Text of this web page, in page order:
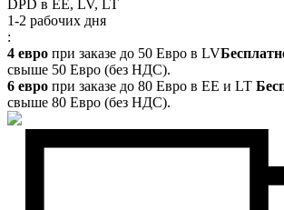
DPD в EE, LV, LT
1-2 рабочих дня
:
4 евро при заказе до 50 Евро в LV
свыше 50 Евро (без НДС).
6 евро при заказе до 80 Евро в EE и LT
свыше 80 Евро (без НДС).